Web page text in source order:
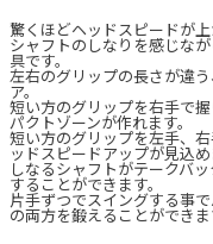
驚くほどヘッドスピードが上
シャフトのしなりを感じな
具です。
左右のグリップの長さが違
ア。
短い方のグリップを右手で
パクトゾーンが作れます。
短い方のグリップを左手、
ッドスピードアップが見込
しなるシャフトがテークバ
することができます。
片手ずつでスイングする事
の両方を鍛えることができま